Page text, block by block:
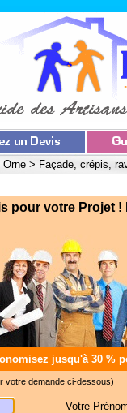
Orne > Façade, crépis,
pour votre Projet !
jusqu'à 30 %
votre demande ci-dessous)
Votre